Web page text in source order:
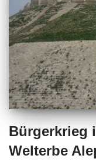
Bürgerkrieg
Welterbe